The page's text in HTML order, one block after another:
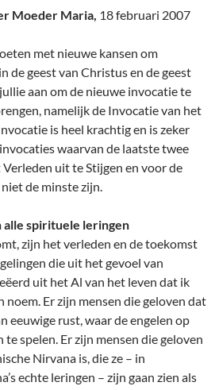
Moeder Maria, 18 februari 2007
met nieuwe kansen om
de geest van Christus en de geest
aan om de nieuwe invocatie te
namelijk de Invocatie van het
is heel krachtig en is zeker
waarvan de laatste twee
uit te Stijgen en voor de
de minste zijn.
alle spirituele leringen
zijn het verleden en de toekomst
die uit het gevoel van
uit het Al van het leven dat ik
noem. Er zijn mensen die geloven dat
eeuwige rust, waar de engelen op
spelen. Er zijn mensen die geloven
Nirvana is, die ze – in
echte leringen – zijn gaan zien als